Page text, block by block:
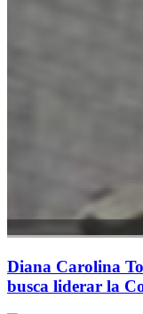
Diana Carolina
busca liderar la